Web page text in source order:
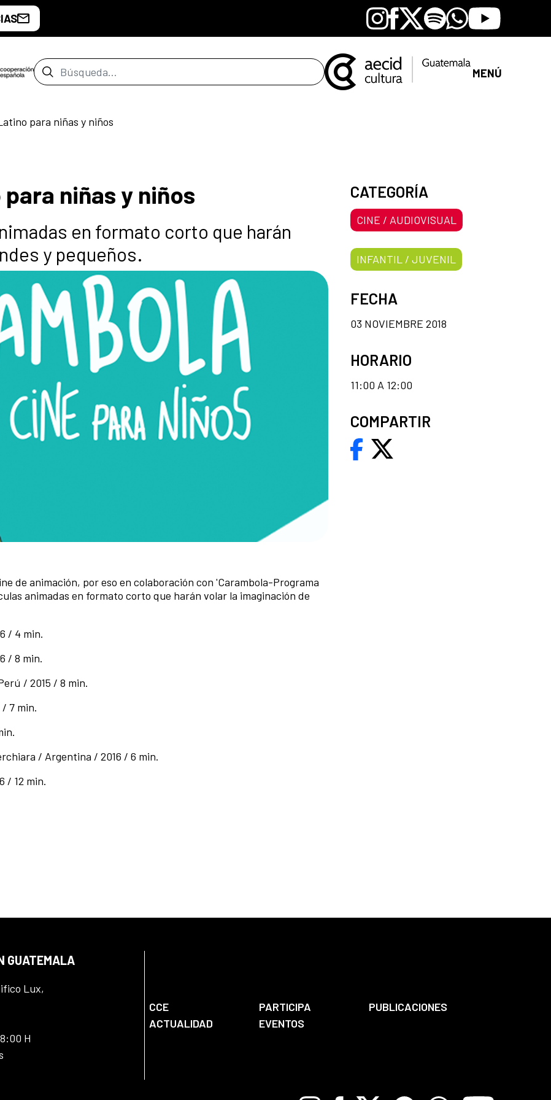
Instagram
Facebook
X SpotifyWhatsapp
Youtube
Barra de búsqueda MENÚ
para niñas y niños
niñas y niños
en formato corto que harán
y pequeños.
de animación, por eso en colaboración con 'Carambola-Programa
animadas en formato corto que harán volar la imaginación de
/ 4 min.
/ 8 min.
/ 2015 / 8 min.
7 min.
/ Argentina / 2016 / 6 min.
/ 12 min.
CATEGORÍA
CINE / AUDIOVISUAL
INFANTIL / JUVENIL
FECHA
03 NOVIEMBRE 2018
HORARIO
11:00 A 12:00
COMPARTIR
GUATEMALA
Lux,
H
CCE PARTICIPA
PUBLICACIONES
ACTUALIDAD
EVENTOS